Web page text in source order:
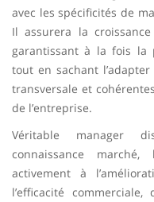
avec les spécificités de
Il assurera la
garantissant à la fois la
tout en sachant
transversale et
de l’entreprise.
Véritable manager
connaissance
activement à
l’efficacité